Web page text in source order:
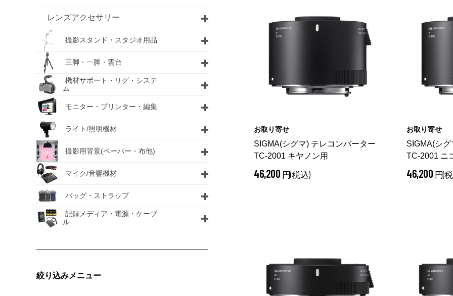
レンズアクセサリー
撮影スタンド・スタジオ用品
三脚・一脚・雲台
機材サポート・リグ・システ
ム
モニター・プリンター・編集
ライト/照明機材
撮影用背景(ペーパー・布他)
マイク/音響機材
バッグ・ストラップ
記録メディア・電源・ケーブ
ル
絞り込みメニュー
お取り寄せ
SIGMA(シグマ) テレコンバーター
TC-2001 キヤノン用
46,200 円(税込)
お取り寄せ
SIGMA(シ
TC-2001 ニ
46,200 円(